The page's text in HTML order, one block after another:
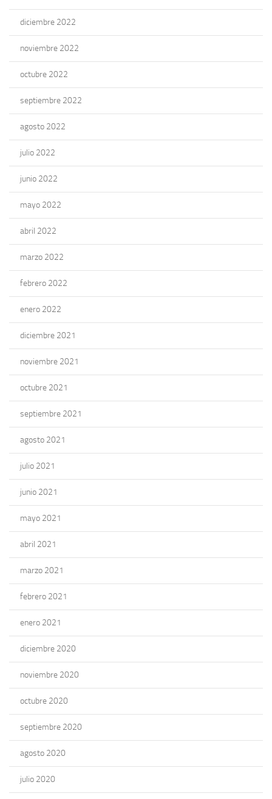
diciembre 2022
noviembre 2022
octubre 2022
septiembre 2022
agosto 2022
julio 2022
junio 2022
mayo 2022
abril 2022
marzo 2022
febrero 2022
enero 2022
diciembre 2021
noviembre 2021
octubre 2021
septiembre 2021
agosto 2021
julio 2021
junio 2021
mayo 2021
abril 2021
marzo 2021
febrero 2021
enero 2021
diciembre 2020
noviembre 2020
octubre 2020
septiembre 2020
agosto 2020
julio 2020